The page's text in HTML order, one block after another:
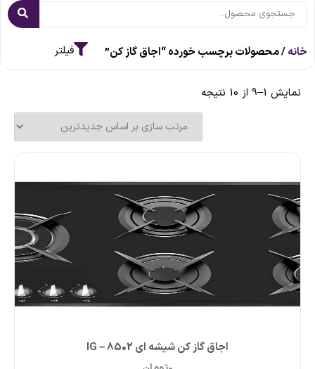
خانه/ محصولات برچسب خورده “اجاق گاز کن”
نمایش 1–9 از 10 نتیجه
اجاق گاز کن شیشه ای IG – 8502